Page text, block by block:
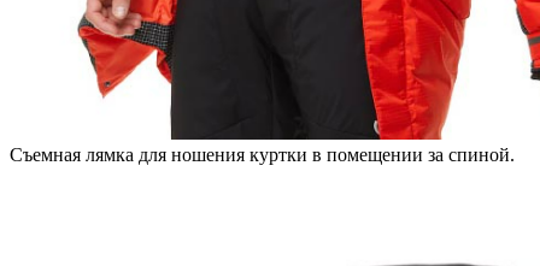
Съемная лямка для ношения куртки в помещении за спиной.